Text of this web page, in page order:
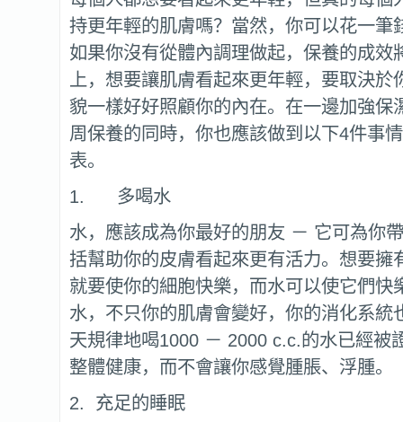
持更年輕的肌膚嗎？當然，你可以花一筆
如果你沒有從體內調理做起，保養的成效
上，想要讓肌膚看起來更年輕，要取決於
貌一樣好好照顧你的內在。在一邊加強保
周保養的同時，你也應該做到以下4件事
表。
1. 多喝水
水，應該成為你最好的朋友 － 它可為你
括幫助你的皮膚看起來更有活力。想要擁
就要使你的細胞快樂，而水可以使它們快
水，不只你的肌膚會變好，你的消化系統
天規律地喝1000 － 2000 c.c.的水已經被
整體健康，而不會讓你感覺腫脹、浮腫。
2. 充足的睡眠